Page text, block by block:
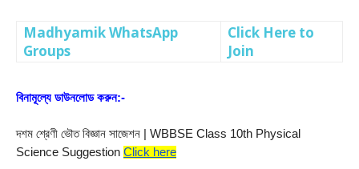
Madhyamik WhatsApp
Groups
Click Here to
Join
বিনামূল্যে ডাউনলোড করুন:-
দশম শ্রেণী ভৌত বিজ্ঞান সাজেশন | WBBSE Class 10th Physical
Science Suggestion Click here